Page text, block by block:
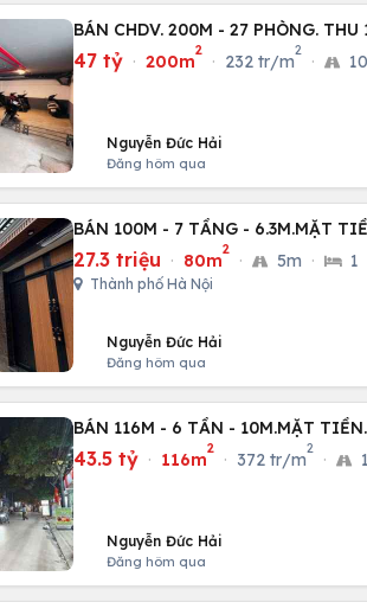
BÁN CHDV. 200M - 27 PHÒNG.
47 tỷ · 200m
2
· 232 tr/m
2
·
Nguyễn Đức Hải
Đăng hôm qua
BÁN 100M - 7 TẦNG - 6.3M.MẶT
27.3 triệu · 80m
2
· 5m · 1
Thành phố Hà Nội
Nguyễn Đức Hải
Đăng hôm qua
BÁN 116M - 6 TẦN - 10M.MẶT
43.5 tỷ · 116m
2
· 372 tr/m
2
·
Nguyễn Đức Hải
Đăng hôm qua